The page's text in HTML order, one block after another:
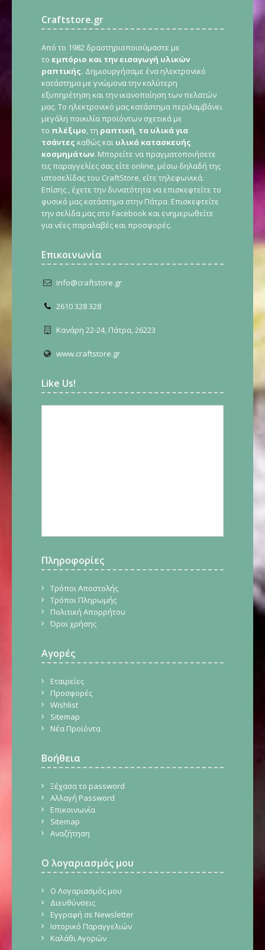
Craftstore.gr
Από το 1982 δραστηριοποιούμαστε με
το εμπόριο και την εισαγωγή υλικών
ραπτικής. Δημιουργήσαμε ένα ηλεκτρονικό
κατάστημα με γνώμονα την καλύτερη
εξυπηρέτηση και την ικανοποίηση των πελατών
μας. Το ηλεκτρονικό μας κατάστημα περιλαμβάνει
μεγάλη ποικιλία προϊόντων σχετικά με
το πλέξιμο, τη ραπτική, τα υλικά για
τσάντες καθώς και υλικά κατασκευής
κοσμημάτων. Μπορείτε να πραγματοποιήσετε
τις παραγγελίες σας είτε online, μέσω δηλαδή της
ιστοσελίδας του CraftStore, είτε τηλεφωνικά.
Επίσης , έχετε την δυνατότητα να επισκεφτείτε το
φυσικό μας κατάστημα στην Πάτρα. Επισκεφτείτε
την σελίδα μας στο Facebook και ενημερωθείτε
για νέες παραλαβές και προσφορές.
Επικοινωνία
info@craftstore.gr
2610 328 328
Κανάρη 22-24, Πάτρα, 26223
www.craftstore.gr
Like Us!
Πληροφορίες
Τρόποι Αποστολής
Τρόποι Πληρωμής
Πολιτική Απορρήτου
Όροι χρήσης
Αγορές
Εταιρείες
Προσφορές
Wishlist
Sitemap
Νέα Προϊόντα
Βοήθεια
Ξέχασα το password
Αλλαγή Password
Επικοινωνία
Sitemap
Αναζήτηση
Ο λογαριασμός μου
Ο Λογαριασμός μου
Διευθύνσεις
Εγγραφή σε Newsletter
Ιστορικό Παραγγελιών
Καλάθι Αγορών